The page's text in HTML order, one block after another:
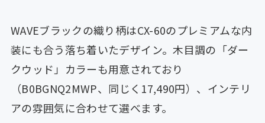
WAVEブラックの織り柄はCX-60のプレミアムな内
装にも合う落ち着いたデザイン。木目調の「ダー
クウッド」カラーも用意されており
（B0BGNQ2MWP、同じく17,490円）、インテリ
アの雰囲気に合わせて選べます。